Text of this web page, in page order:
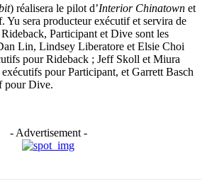
) réalisera le pilot d’Interior Chinatown et
Yu sera producteur exécutif et servira de
Participant et Dive sont les
Lin, Lindsey Liberatore et Elsie Choi
pour Rideback ; Jeff Skoll et Miura
pour Participant, et Garrett Basch
pour Dive.
- Advertisement -